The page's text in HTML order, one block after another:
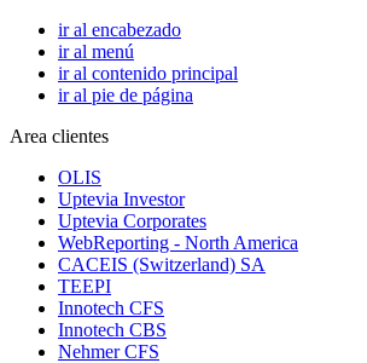
ir al encabezado
ir al menú
ir al contenido principal
ir al pie de página
Area clientes
OLIS
Uptevia Investor
Uptevia Corporates
WebReporting - North America
CACEIS (Switzerland) SA
TEEPI
Innotech CFS
Innotech CBS
Nehmer CFS